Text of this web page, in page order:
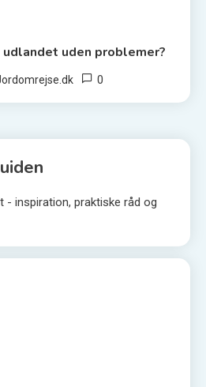
udlandet uden problemer?
0
- inspiration, praktiske råd og